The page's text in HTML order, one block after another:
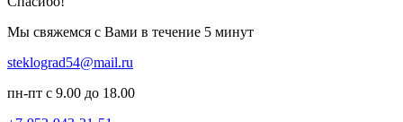
Мы свяжемся с Вами в течение 5 минут
steklograd54@mail.ru
пн-пт с 9.00 до 18.00